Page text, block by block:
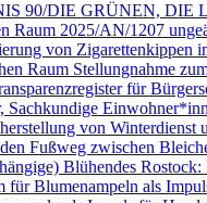
90/DIE GRÜNEN, DIE
2025/AN/1207
von
Raum Stellungnahme
für
Sachkundige
von
Fußweg zwischen
Blühendes
Blumenampeln als